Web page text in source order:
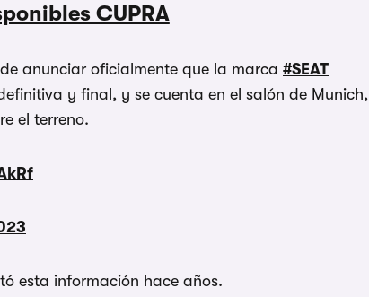
CUPRA
de anunciar oficialmente que la marca #SEAT
y final, y se cuenta en el salón de Munich,
el terreno.
esta información hace años.